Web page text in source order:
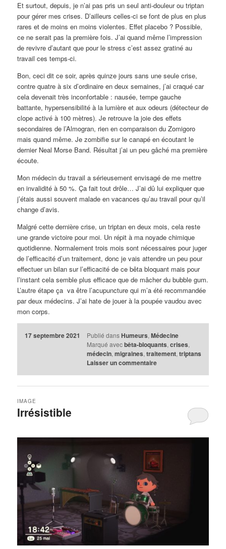
Et surtout, depuis, je n’ai pas pris un seul anti-douleur ou triptan
pour gérer mes crises. D’ailleurs celles-ci se font de plus en plus
rares et de moins en moins violentes. Effet placebo ? Possible,
ce ne serait pas la première fois. J’ai quand même l’impression
de revivre d’autant que pour le stress c’est assez gratiné au
travail ces temps-ci.
Bon, ceci dit ce soir, après quinze jours sans une seule crise,
contre quatre à six d’ordinaire en deux semaines, j’ai craqué car
cela devenait très inconfortable : nausée, tempe gauche
battante, hypersensibilité à la lumière et aux odeurs (détecteur de
clope activé à 100 mètres). Je retrouve la joie des effets
secondaires de l’Almogran, rien en comparaison du Zomigoro
mais quand même. Je zombifie sur le canapé en écoutant le
dernier Neal Morse Band. Résultat j’ai un peu gâché ma première
écoute.
Mon médecin du travail a sérieusement envisagé de me mettre
en invalidité à 50 %. Ça fait tout drôle… J’ai dû lui expliquer que
j’étais aussi souvent malade en vacances qu’au travail pour qu’il
change d’avis.
Malgré cette dernière crise, un triptan en deux mois, cela reste
une grande victoire pour moi. Un répit à ma noyade chimique
quotidienne. Normalement trois mois sont nécessaires pour juger
de l’efficacité d’un traitement, donc je vais attendre un peu pour
effectuer un bilan sur l’efficacité de ce bêta bloquant mais pour
l’instant cela semble plus efficace que de mâcher du bubble gum.
L’autre étape ça va être l’acupuncture qui m’a été recommandée
par deux médecins. J’ai hate de jouer à la poupée vaudou avec
mon corps.
17 septembre 2021 Publié dans Humeurs,Médecine
Marqué avec bêta-bloquants,crises,
médecin,migraines,traitement,triptans
Laisser un commentaire
Irrésistible
IMAGE